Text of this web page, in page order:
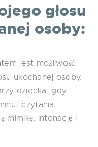
głosu
osoby:
jest możliwość
ukochanej osoby.
dziecka, gdy
czytania
mimikę, intonację i